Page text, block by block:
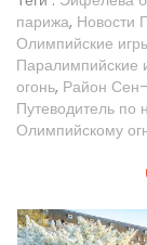
парижа, Новости
Олимпийские
Паралимпийские
огонь, Район
Путеводитель по
Олимпийскому